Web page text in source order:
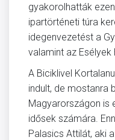
gyakorolhatták
ipartörténeti túra
idegenvezetést a
valamint az
A Biciklivel
indult, de mostanra
Magyarországon is
idősek számára.
Palasics Attilát, aki